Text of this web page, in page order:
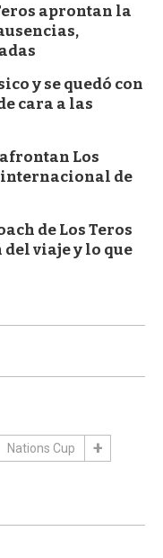
aprontan la
y se quedó con
cara a las
Los
internacional de
de Los Teros
viaje y lo que
Nations Cup